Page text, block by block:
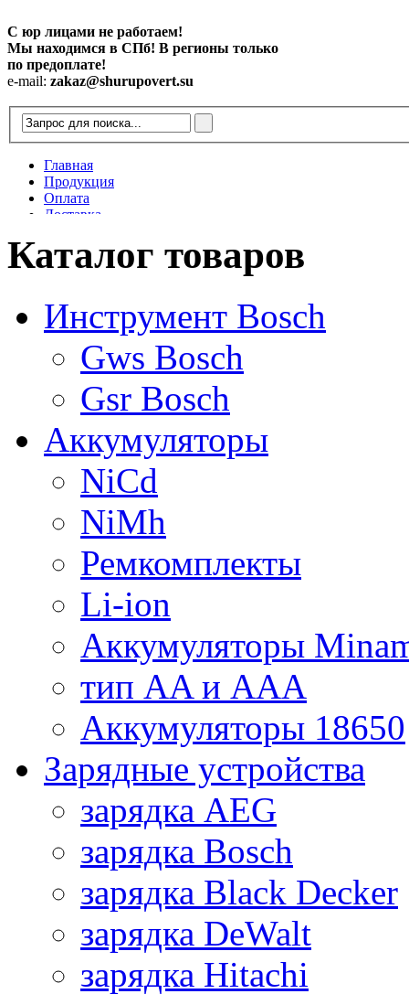
С юр лицами не работаем!
Мы находимся в СПб! В регионы только
по предоплате!
e-mail: zakaz@shurupovert.su
Главная
Продукция
Оплата
Доставка
Статьи
Каталог товаров
Инструмент Bosch
Gws Bosch
Gsr Bosch
Аккумуляторы
NiCd
NiMh
Ремкомплекты
Li-ion
Аккумуляторы
тип AA и AAA
Аккумуляторы 18650
Зарядные устройства
зарядка AEG
зарядка Bosch
зарядка Black Decker
зарядка DeWalt
зарядка Hitachi